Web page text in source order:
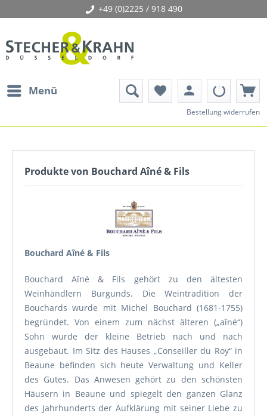
+49 (0)2225 / 918 490
Menü favorite person
Bestellung widerrufen
Produkte von Bouchard Aîné & Fils
Bouchard Aîné & Fils
Bouchard Aîné & Fils gehört zu den ältesten
Weinhändlern Burgunds. Die Weintradition der
Bouchards wurde mit Michel Bouchard (1681-1755)
begründet. Von einem zum nächst älteren („aîné“)
Sohn wurde der kleine Betrieb nach und nach
ausgebaut. Im Sitz des Hauses „Conseiller du Roy“ in
Beaune befinden sich heute Verwaltung und Keller
des Gutes. Das Anwesen gehört zu den schönsten
Häusern in Beaune und spiegelt den ganzen Glanz
des Jahrhunderts der Aufklärung mit seiner Liebe zu